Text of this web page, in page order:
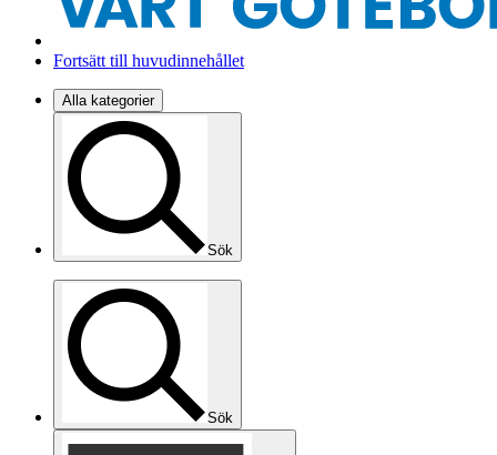
Fortsätt till huvudinnehållet
Alla kategorier
Sök
Sök